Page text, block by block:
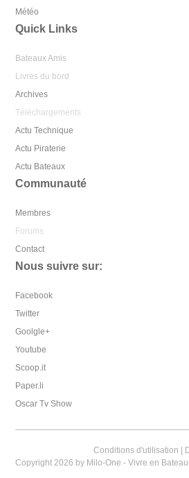
Météo
Quick Links
Bateaux Amis
Livres du bord
Archives
Téléchargements
Actu Technique
Actu Piraterie
Actu Bateaux
Communauté
Membres
Forums
Contact
Nous suivre sur:
Facebook
Twitter
Goolgle+
Youtube
Scoop.it
Paper.li
Oscar Tv Show
Conditions d'utilisation
Copyright 2026 by Milo-One - Vivre en Bateau